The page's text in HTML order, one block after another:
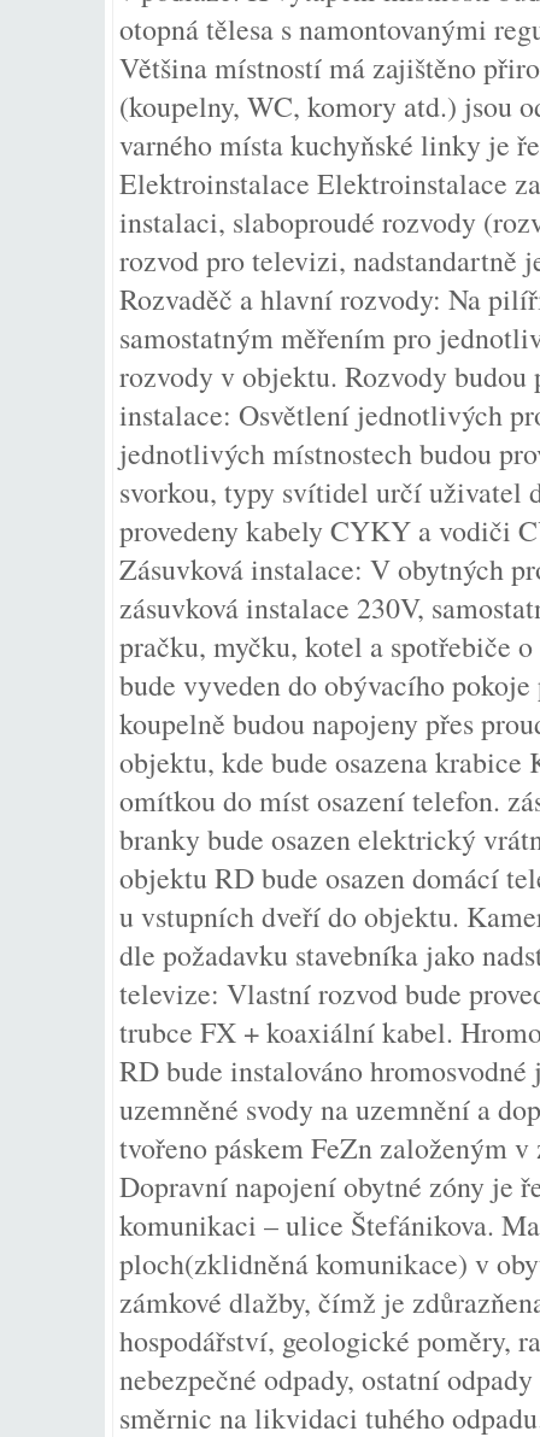
otopná tělesa s namontovanými
Většina místností má zajištěno
(koupelny, WC, komory atd.) jsou
varného místa kuchyňské linky je
Elektroinstalace Elektroinstalace
instalaci, slaboproudé rozvody
rozvod pro televizi, nadstandartně
Rozvaděč a hlavní rozvody: Na
samostatným měřením pro
rozvody v objektu. Rozvody
instalace: Osvětlení jednotlivých
jednotlivých místnostech budou
svorkou, typy svítidel určí uživatel
provedeny kabely CYKY a vodiči
Zásuvková instalace: V obytných
zásuvková instalace 230V,
pračku, myčku, kotel a spotřebiče
bude vyveden do obývacího
koupelně budou napojeny přes
objektu, kde bude osazena krabice
omítkou do míst osazení telefon.
branky bude osazen elektrický
objektu RD bude osazen domácí
u vstupních dveří do objektu.
dle požadavku stavebníka jako
televize: Vlastní rozvod bude
trubce FX + koaxiální kabel.
RD bude instalováno
uzemněné svody na uzemnění a
tvořeno páskem FeZn založeným
Dopravní napojení obytné zóny je
komunikaci – ulice Štefánikova.
ploch(zklidněná komunikace) v
zámkové dlažby, čímž je
hospodářství, geologické poměry,
nebezpečné odpady, ostatní
směrnic na likvidaci tuhého